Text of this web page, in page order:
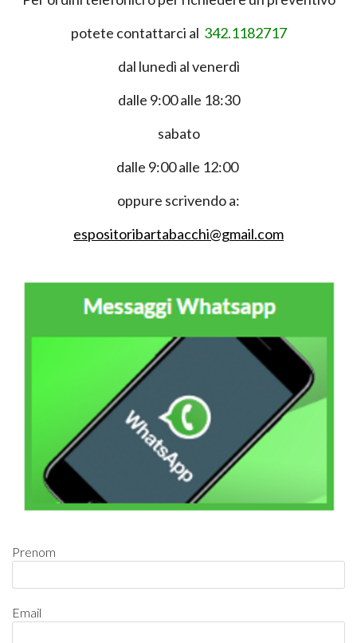
potete contattarci al 342.1182717
dal lunedì al venerdì
dalle 9:00 alle 18:30
sabato
dalle 9:00 alle 12:00
oppure scrivendo a:
espositoribartabacchi@gmail.com
Prenom
Email